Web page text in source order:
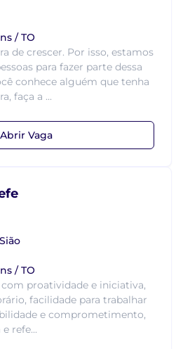
/ TO
de crescer. Por isso, estamos
para fazer parte dessa
conhece alguém que tenha
faça a ...
Abrir Vaga
/ TO
proatividade e iniciativa,
facilidade para trabalhar
e comprometimento,
refe...